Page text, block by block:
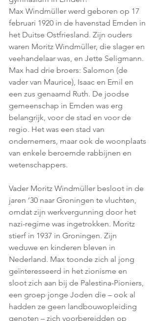
Max Windmüller werd geboren op 17
februari 1920 in de havenstad Emden in
het Duitse Ostfriesland. Zijn ouders
waren Moritz Windmüller, die slager en
veehandelaar was, en Jette Seligmann.
Max had drie broers: Salomon (de
vader van Maurice), Isaac en Emil en
een zus genaamd Ruth. De joodse
gemeenschap in Emden was erg
belangrijk, voor de stad en voor de
regio. Het was een stad van
ondernemers, maar ook de woonplaats
van enkele beroemde rabbijnen en
wetenschappers.
Vader Moritz Windmüller besloot in de
jaren ’30 naar Groningen te vluchten,
omdat zijn werkvergunning door het
nazi-regime was ingetrokken. Moritz
stierf in 1937 in Groningen. Zijn
weduwe en kinderen bleven in
Nederland. Max toonde zich al jong
geïnteresseerd in het zionisme en
sloot zich aan bij de Palestina-Pioniers,
een groep jonge Joden die – ook al
hadden ze geen landbouwopleiding
genoten – zich voorbereidden op